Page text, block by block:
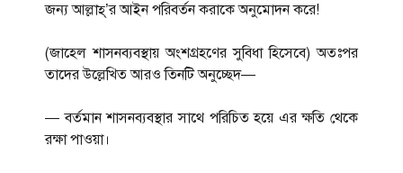
জন্য আল্লাহ্’র আইন পরিবর্তন করাকে অনুমোদন করে!
(জাহেল শাসনব্যবস্থায় অংশগ্রহণের সুবিধা হিসেবে) অতঃপর
তাদের উল্লেখিত আরও তিনটি অনুচ্ছেদ—
— বর্তমান শাসনব্যবস্থার সাথে পরিচিত হয়ে এর ক্ষতি থেকে
রক্ষা পাওয়া।